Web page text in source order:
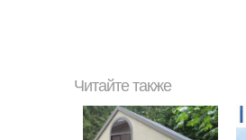
Читайте также